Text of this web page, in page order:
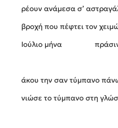
ρέουν ανάμεσα σ’
βροχή που πέφτει τον
Ιούλιο μήνα πράσινο
άκου την σαν τύμπανο
νιώσε το τύμπανο στη